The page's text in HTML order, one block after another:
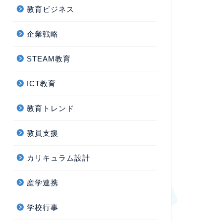
教育ビジネス
企業戦略
STEAM教育
ICT教育
教育トレンド
教員支援
カリキュラム設計
産学連携
学校行事